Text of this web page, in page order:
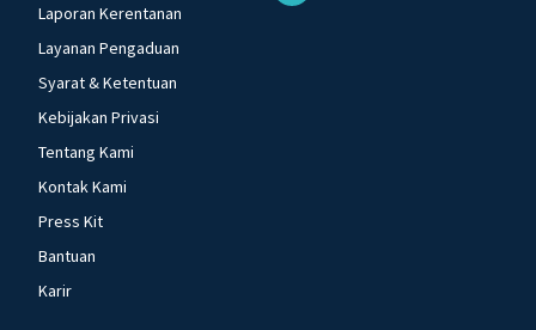
Laporan Kerentanan
Layanan Pengaduan
Syarat & Ketentuan
Kebijakan Privasi
Tentang Kami
Kontak Kami
Press Kit
Bantuan
Karir